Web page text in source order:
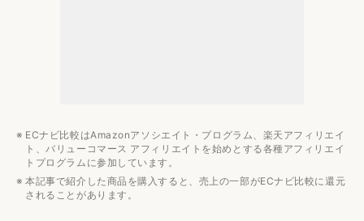
ECナビ比較はAmazonアソシエイト・プログラム、楽天アフィリエイ
ト、バリューコマース アフィリエイトを始めとする各種アフィリエイ
トプログラムに参加しています。
本記事で紹介した商品を購入すると、売上の一部がECナビ比較に還元
されることがあります。